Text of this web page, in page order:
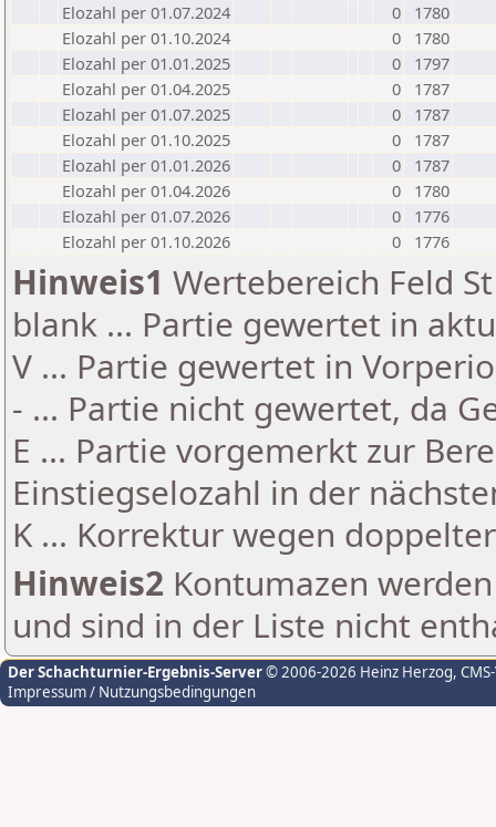
Elozahl per 01.07.2024
0
1780
Elozahl per 01.10.2024
0
1780
Elozahl per 01.01.2025
0
1797
Elozahl per 01.04.2025
0
1787
Elozahl per 01.07.2025
0
1787
Elozahl per 01.10.2025
0
1787
Elozahl per 01.01.2026
0
1787
Elozahl per 01.04.2026
0
1780
Elozahl per 01.07.2026
0
1776
Elozahl per 01.10.2026
0 1776
Hinweis1 Wertebereich Feld
blank ... Partie gewertet in
V ... Partie gewertet in
- ... Partie nicht gewertet, da
E ... Partie vorgemerkt zur
Einstiegselozahl in der
K ... Korrektur wegen
Hinweis2 Kontumazen
und sind in der Liste nicht
Der Schachturnier-Ergebnis-Server© 2006-2026 Heinz Herzog,
Impressum / Nutzungsbedingungen